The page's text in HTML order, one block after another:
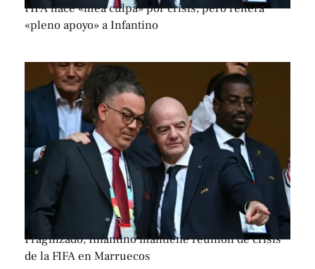
FIFA hace «mea culpa» por crisis, pero reitera
«pleno apoyo» a Infantino
Fragilizado, Infantino mantiene reunión de crisis
de la FIFA en Marruecos